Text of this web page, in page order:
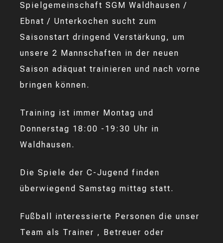
Spielgemeinschaft SGM Waldhausen /
Ebnat / Unterkochen sucht zum
Saisonstart dringend Verstärkung, um
unsere 2 Mannschaften in der neuen
Saison adäquat trainieren und nach vorne
bringen können.
Training ist immer Montag und
Donnerstag 18:00 -19:30 Uhr in
Waldhausen.
Die Spiele der C-Jugend finden
überwiegend Samstag mittag statt.
Fußball interessierte Personen die unser
Team als Trainer , Betreuer oder